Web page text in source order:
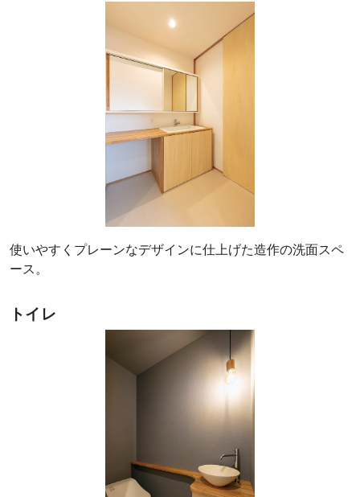
使いやすくプレーンなデザインに仕上げた造作の洗面スペ
ース。
トイレ